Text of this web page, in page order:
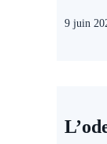
9 juin